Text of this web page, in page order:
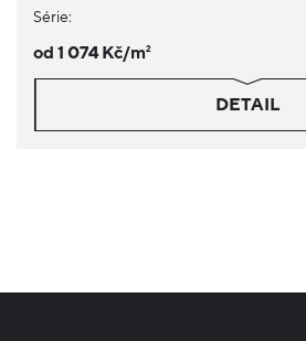
Série:
od 1 074 Kč/m2
DETAIL